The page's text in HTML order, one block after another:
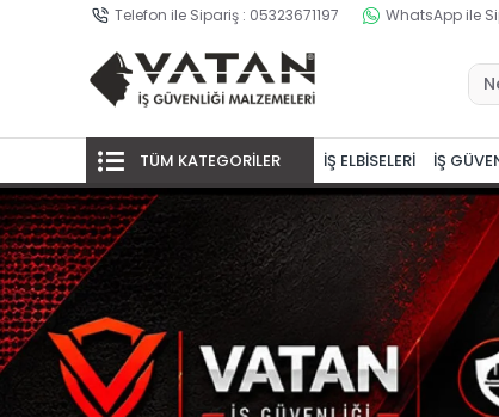
Telefon ile Sipariş : 05323671197 WhatsApp ile
TÜM KATEGORİLER İŞ ELBİSELERİ İŞ